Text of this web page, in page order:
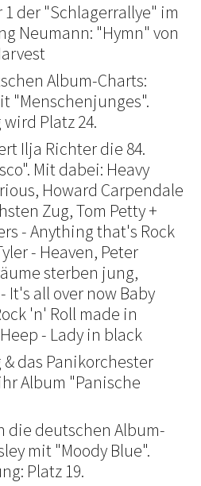
der "Schlagerrallye" im
Neumann: "Hymn" von
Album-Charts:
"Menschenjunges".
Platz 24.
Ilja Richter die 84.
Mit dabei: Heavy
Howard Carpendale
Zug, Tom Petty +
- Anything that's Rock
- Heaven, Peter
sterben jung,
It's all over now Baby
'n' Roll made in
- Lady in black
das Panikorchester
Album "Panische
die deutschen Album-
mit "Moody Blue".
Platz 19.